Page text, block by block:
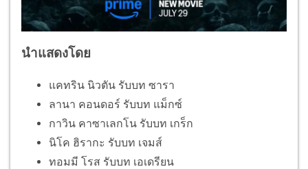
นำแสดงโดย
แคทริน นิวตัน รับบท ซารา
ลานา คอนดอร์ รับบท แม็กซ์
กาวิน คาซาเลกโน รับบท เกร็ก
นิโค ฮิรากะ รับบท เจมส์
ทอมมี โรส รับบท เอเดรียน